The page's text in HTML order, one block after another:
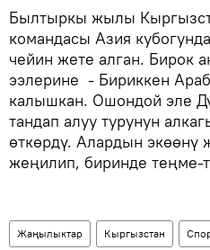
Былтыркы жылы
командасы Азия
чейин жете алган. Бирок
ээлерине - Бириккен
калышкан. Ошондой эле
тандап алуу турунун
өткөрдү. Алардын экөөнү
жеңилип, биринде теңме-
Жаңылыктар Кыргызстан